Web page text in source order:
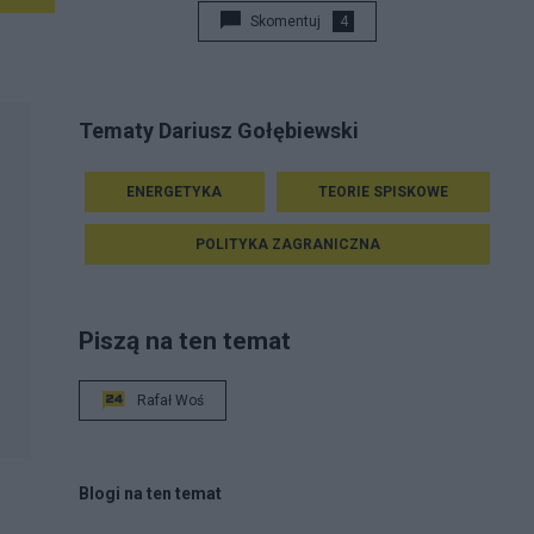
Skomentuj 4
Tematy Dariusz Gołębiewski
ENERGETYKA TEORIE SPISKOWE
POLITYKA ZAGRANICZNA
Piszą na ten temat
Rafał Woś
Blogi na ten temat